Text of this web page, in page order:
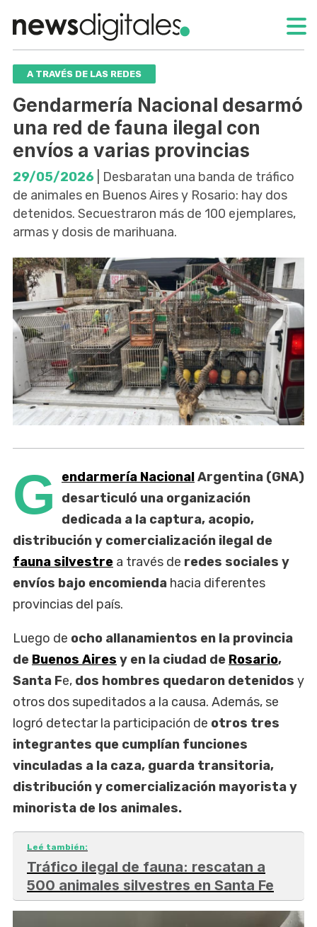
A TRAVÉS DE LAS REDES
Gendarmería Nacional desarmó
una red de fauna ilegal con
envíos a varias provincias
29/05/2026 | Desbaratan una banda de tráfico
de animales en Buenos Aires y Rosario: hay dos
detenidos. Secuestraron más de 100 ejemplares,
armas y dosis de marihuana.
G endarmería NacionalArgentina (GNA)
desarticuló una organización
dedicada a la captura, acopio,
distribución y comercialización ilegal de
fauna silvestre a través de redes sociales y
envíos bajo encomienda hacia diferentes
provincias del país.
Luego de ocho allanamientos en la provincia
de Buenos Aires y en la ciudad de Rosario,
Santa Fe, dos hombres quedaron detenidos y
otros dos supeditados a la causa. Además, se
logró detectar la participación de otros tres
integrantes que cumplían funciones
vinculadas a la caza, guarda transitoria,
distribución y comercialización mayorista y
minorista de los animales.
Leé también:
Tráfico ilegal de fauna: rescatan a
500 animales silvestres en Santa Fe